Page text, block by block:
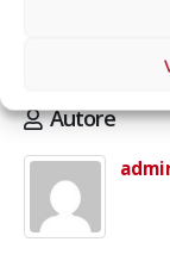
Autore